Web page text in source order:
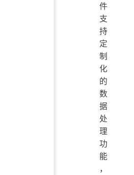
件
支
持
定
制
化
的
数
据
处
理
功
能
，